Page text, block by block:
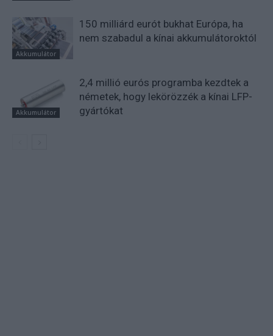
Akkumulátor
150 milliárd eurót bukhat Európa, ha
nem szabadul a kínai akkumulátoroktól
Akkumulátor
2,4 millió eurós programba kezdtek a
németek, hogy lekörözzék a kínai LFP-
gyártókat